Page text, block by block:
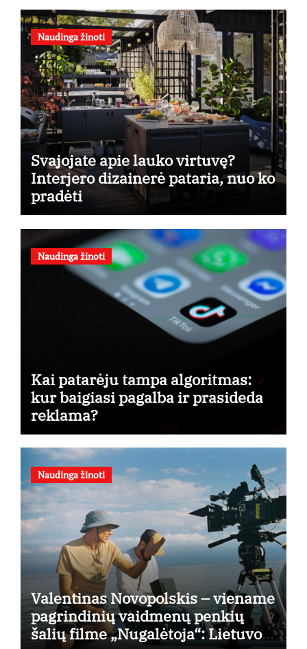
Naudinga žinoti
Svajojate apie lauko virtuvę?
Interjero dizainerė pataria, nuo ko
pradėti
Naudinga žinoti
Kai patarėju tampa algoritmas:
kur baigiasi pagalba ir prasideda
reklama?
Naudinga žinoti
Valentinas Novopolskis – viename
pagrindinių vaidmenų penkių
šalių filme „Nugalėtoja“: Lietuvos